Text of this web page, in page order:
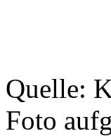
Quelle:
Foto